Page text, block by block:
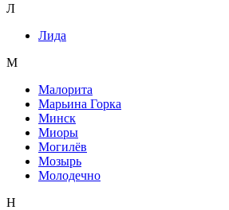
Л
Лида
М
Малорита
Марьина Горка
Минск
Миоры
Могилёв
Мозырь
Молодечно
Н